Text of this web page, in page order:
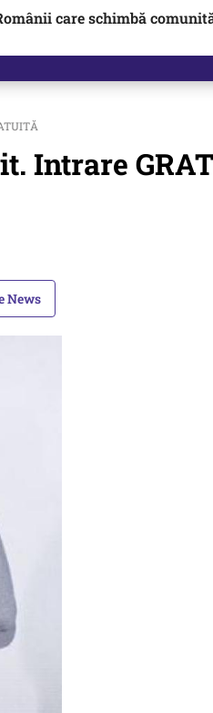
care schimbă
Intrare
News